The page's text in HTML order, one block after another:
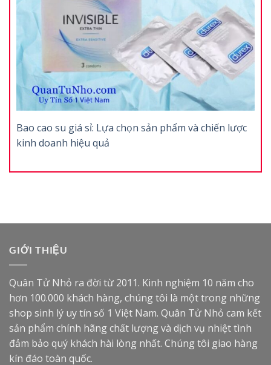
Bao cao su giá sỉ: Lựa chọn sản phẩm và chiến lược
kinh doanh hiệu quả
GIỚI THIỆU
Quân Tử Nhỏ ra đời từ 2011. Kinh nghiệm 10 năm cho
hơn 100.000 khách hàng, chúng tôi là một trong những
shop sinh lý uy tín số 1 Việt Nam. Quân Tử Nhỏ cam kết
sản phẩm chính hãng chất lượng và dịch vụ nhiệt tình
đảm bảo quý khách hài lòng nhất. Chúng tôi giao hàng
kín đáo toàn quốc.